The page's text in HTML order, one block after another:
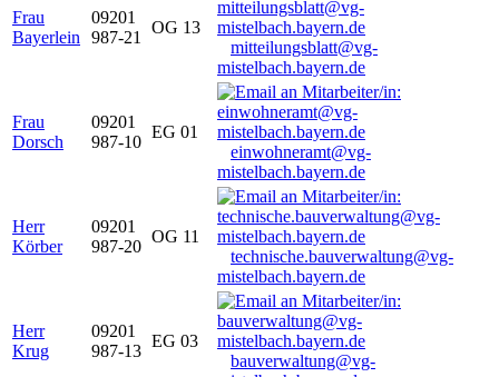
Frau
Bayerlein
09201
987-21
OG 13
mitteilungsblatt@vg-
mistelbach.bayern.de
Frau
Dorsch
09201
987-10
EG 01
einwohneramt@vg-
mistelbach.bayern.de
Herr
Körber
09201
987-20
OG 11
technische.bauverwaltung@vg-
mistelbach.bayern.de
Herr
Krug
09201
987-13
EG 03
bauverwaltung@vg-